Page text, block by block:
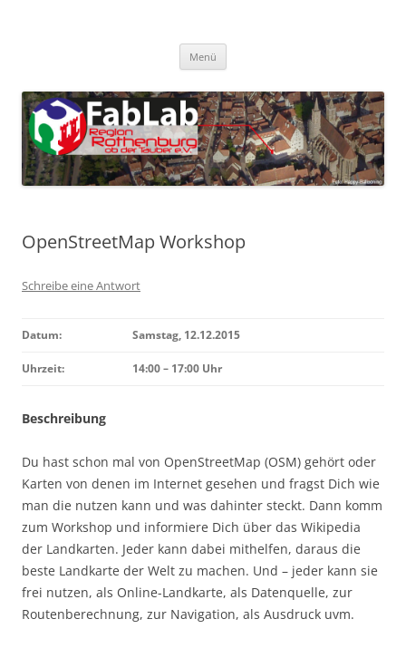
Menü
OpenStreetMap Workshop
Schreibe eine Antwort
Datum: Samstag, 12.12.2015
Uhrzeit: 14:00 – 17:00 Uhr
Beschreibung
Du hast schon mal von OpenStreetMap (OSM) gehört oder
Karten von denen im Internet gesehen und fragst Dich wie
man die nutzen kann und was dahinter steckt. Dann komm
zum Workshop und informiere Dich über das Wikipedia
der Landkarten. Jeder kann dabei mithelfen, daraus die
beste Landkarte der Welt zu machen. Und – jeder kann sie
frei nutzen, als Online-Landkarte, als Datenquelle, zur
Routenberechnung, zur Navigation, als Ausdruck uvm.